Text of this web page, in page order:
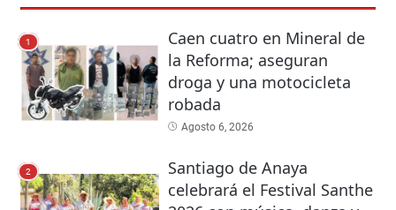
1
Caen cuatro en Mineral de
la Reforma; aseguran
droga y una motocicleta
robada
Agosto 6, 2026
2
Santiago de Anaya
celebrará el Festival Santhe